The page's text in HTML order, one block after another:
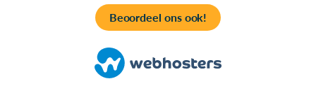
Beoordeel ons ook!